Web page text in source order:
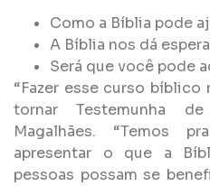
Como a Bíblia pode
A Bíblia nos dá
Será que você pode
“Fazer esse curso bíblico
tornar Testemunha
Magalhães. “Temos
apresentar o que a
pessoas possam se